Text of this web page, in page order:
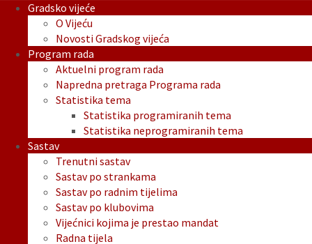
Gradsko vijeće
O Vijeću
Novosti Gradskog vijeća
Program rada
Aktuelni program rada
Napredna pretraga Programa rada
Statistika tema
Statistika programiranih tema
Statistika neprogramiranih tema
Sastav
Trenutni sastav
Sastav po strankama
Sastav po radnim tijelima
Sastav po klubovima
Vijećnici kojima je prestao mandat
Radna tijela